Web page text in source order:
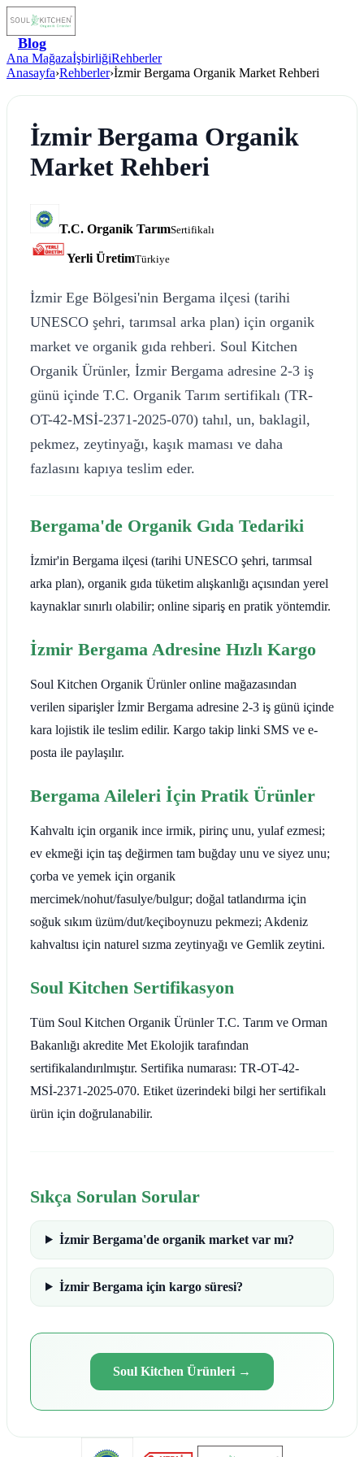
Blog
Ana MağazaİşbirliğiRehberler
Anasayfa›Rehberler›İzmir Bergama Organik Market Rehberi
İzmir Bergama Organik
Market Rehberi
T.C. Organik TarımSertifikalı
Yerli ÜretimTürkiye
İzmir Ege Bölgesi'nin Bergama ilçesi (tarihi
UNESCO şehri, tarımsal arka plan) için organik
market ve organik gıda rehberi. Soul Kitchen
Organik Ürünler, İzmir Bergama adresine 2-3 iş
günü içinde T.C. Organik Tarım sertifikalı (TR-
OT-42-MSİ-2371-2025-070) tahıl, un, baklagil,
pekmez, zeytinyağı, kaşık maması ve daha
fazlasını kapıya teslim eder.
Bergama'de Organik Gıda Tedariki
İzmir'in Bergama ilçesi (tarihi UNESCO şehri, tarımsal
arka plan), organik gıda tüketim alışkanlığı açısından yerel
kaynaklar sınırlı olabilir; online sipariş en pratik yöntemdir.
İzmir Bergama Adresine Hızlı Kargo
Soul Kitchen Organik Ürünler online mağazasından
verilen siparişler İzmir Bergama adresine 2-3 iş günü içinde
kara lojistik ile teslim edilir. Kargo takip linki SMS ve e-
posta ile paylaşılır.
Bergama Aileleri İçin Pratik Ürünler
Kahvaltı için organik ince irmik, pirinç unu, yulaf ezmesi;
ev ekmeği için taş değirmen tam buğday unu ve siyez unu;
çorba ve yemek için organik
mercimek/nohut/fasulye/bulgur; doğal tatlandırma için
soğuk sıkım üzüm/dut/keçiboynuzu pekmezi; Akdeniz
kahvaltısı için naturel sızma zeytinyağı ve Gemlik zeytini.
Soul Kitchen Sertifikasyon
Tüm Soul Kitchen Organik Ürünler T.C. Tarım ve Orman
Bakanlığı akredite Met Ekolojik tarafından
sertifikalandırılmıştır. Sertifika numarası: TR-OT-42-
MSİ-2371-2025-070. Etiket üzerindeki bilgi her sertifikalı
ürün için doğrulanabilir.
Sıkça Sorulan Sorular
İzmir Bergama'de organik market var mı?
İzmir Bergama için kargo süresi?
Soul Kitchen Ürünleri →